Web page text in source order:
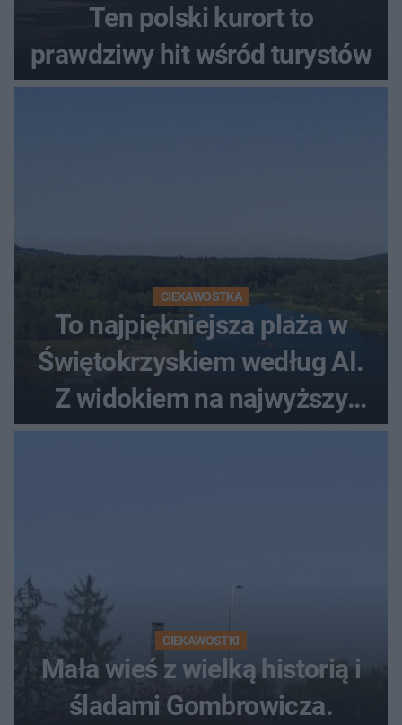
Ten polski kurort to
prawdziwy hit wśród turystów
CIEKAWOSTKA
To najpiękniejsza plaża w
Świętokrzyskiem według AI.
Z widokiem na najwyższy
szczyt Gór Świętokrzyskich
CIEKAWOSTKI
Mała wieś z wielką historią i
śladami Gombrowicza.